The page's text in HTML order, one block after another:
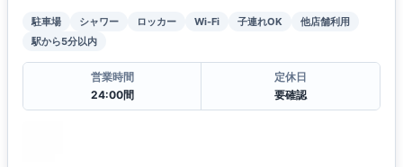
駐車場 シャワー ロッカー Wi-Fi 子連れOK
他店舗利用
駅から5分以内
営業時間
24:00間
定休日
要確認